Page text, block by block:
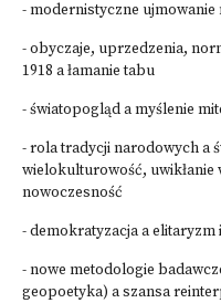
- modernistyczne ujmowanie
- obyczaje, uprzedzenia,
1918 a łamanie tabu
- światopogląd a myślenie
- rola tradycji narodowych a
wielokulturowość, uwikłanie
nowoczesność
- demokratyzacja a elitaryzm
- nowe metodologie
geopoetyka) a szansa